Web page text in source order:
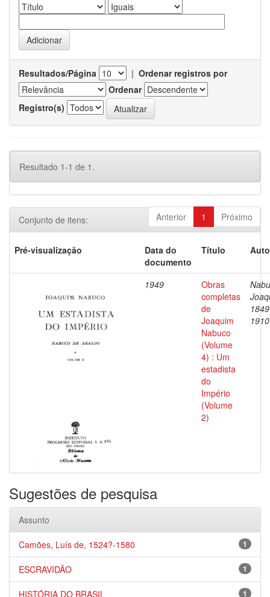
Resultados/Página | Ordenar registros por
Ordenar
Registro(s)
Resultado 1-1 de 1.
Anterior 1 Próximo
Conjunto de itens:
Pré-visualização
Data do
documento
Título
1949
Obras
completas
de
Joaquim
Nabuco
(Volume
4) : Um
estadista
do
Império
(Volume
2)
1910
Sugestões de pesquisa
Assunto
1
Camões, Luís de, 1524?-1580
1
ESCRAVIDÃO
1
HISTÓRIA DO BRASIL